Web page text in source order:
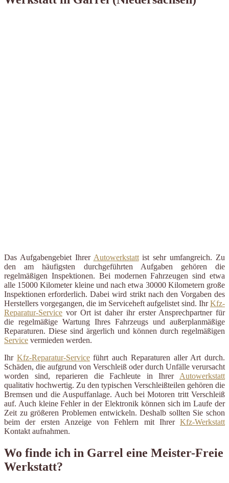
Das Aufgabengebiet Ihrer Autowerkstattist sehr umfangreich. Zu
den am häufigsten durchgeführten Aufgaben gehören die
regelmäßigen Inspektionen. Bei modernen Fahrzeugen sind etwa
alle 15000 Kilometer kleine und nach etwa 30000 Kilometern große
Inspektionen erforderlich. Dabei wird strikt nach den Vorgaben des
Herstellers vorgegangen, die im Serviceheft aufgelistet sind. IhrKfz-
Reparatur-Service vor Ort ist daher ihr erster Ansprechpartner für
die regelmäßige Wartung Ihres Fahrzeugs und außerplanmäßige
Reparaturen. Diese sind ärgerlich und können durch regelmäßigen
Service vermieden werden.
Ihr Kfz-Reparatur-Serviceführt auch Reparaturen aller Art durch.
Schäden, die aufgrund von Verschleiß oder durch Unfälle verursacht
worden sind, reparieren die Fachleute in Ihrer Autowerkstatt
qualitativ hochwertig. Zu den typischen Verschleißteilen gehören die
Bremsen und die Auspuffanlage. Auch bei Motoren tritt Verschleiß
auf. Auch kleine Fehler in der Elektronik können sich im Laufe der
Zeit zu größeren Problemen entwickeln. Deshalb sollten Sie schon
beim der ersten Anzeige von Fehlern mit Ihrer Kfz-Werkstatt
Kontakt aufnahmen.
Wo finde ich in Garrel eine Meister-Freie
Werkstatt?